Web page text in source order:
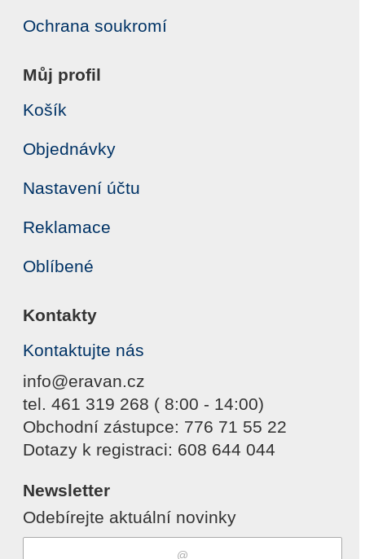
Ochrana soukromí
Můj profil
Košík
Objednávky
Nastavení účtu
Reklamace
Oblíbené
Kontakty
Kontaktujte nás
info@eravan.cz
tel. 461 319 268 ( 8:00 - 14:00)
Obchodní zástupce: 776 71 55 22
Dotazy k registraci: 608 644 044
Newsletter
Odebírejte aktuální novinky